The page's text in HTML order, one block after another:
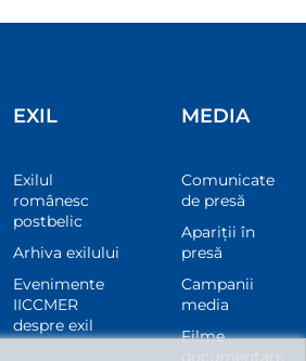
EXIL
Exilul
românesc
postbelic
Arhiva exilului
Evenimente
IICCMER
despre exil
MEDIA
Comunicate
de presă
Apariții în
presă
Campanii
media
Filme
documentare